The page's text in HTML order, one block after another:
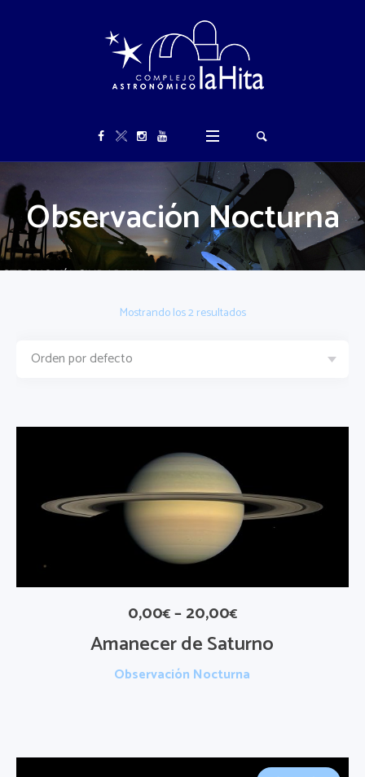
Observación Nocturna
Mostrando los 2 resultados
0,00€–20,00€
Amanecer de Saturno
Observación Nocturna